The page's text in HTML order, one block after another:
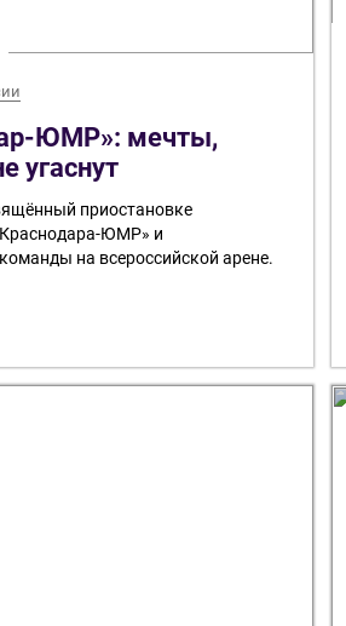
ЮМР»: мечты,
угаснут
приостановке
ЮМР» и
на всероссийской арене.